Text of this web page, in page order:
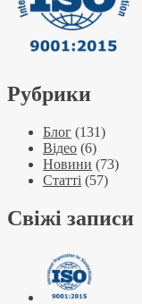
Рубрики
Блог (131)
Відео (6)
Новини (73)
Статті (57)
Свіжі записи